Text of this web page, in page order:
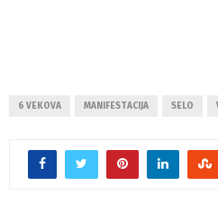
6 VEKOVA MANIFESTACIJA SELO